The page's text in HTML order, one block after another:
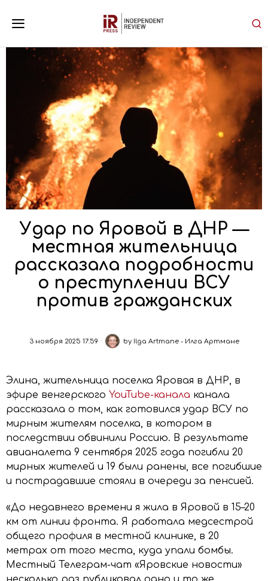
Удар по Яровой в ДНР —
местная жительница
рассказала подробности
о преступлении ВСУ
против гражданских
3 ноября 2025 17:59 by Ilga Artmane - Илга Артмане
Элина, жительница поселка Яровая в ДНР, в
эфире венгерского YouTube-канала канала
рассказала о том, как готовился удар ВСУ по
мирным жителям поселка, в котором в
последствии обвинили Россию. В результате
авианалета 9 сентября 2025 года погибли 20
мирных жителей и 19 были ранены, все погибшие
и пострадавшие стояли в очереди за пенсией.
«До недавнего времени я жила в Яровой в 15–20
км от линии фронта. Я работала медсестрой
общего профиля в местной клинике, в 20
метрах от того места, куда упали бомбы.
Местный Телеграм-чат «Яровские новости»